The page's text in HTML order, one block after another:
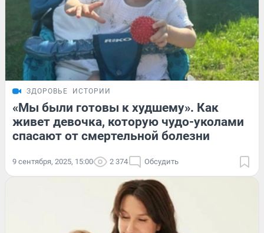
ЗДОРОВЬЕ ИСТОРИИ
«Мы были готовы к худшему». Как
живет девочка, которую чудо-уколами
спасают от смертельной болезни
9 сентября, 2025, 15:00 2 374 Обсудить